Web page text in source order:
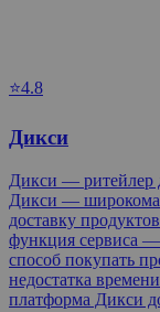
⭐4.8
Дикси
Дикси — ритейлер
Дикси —
доставку
функция сервиса —
способ покупать
недостатка
платформа Дикси